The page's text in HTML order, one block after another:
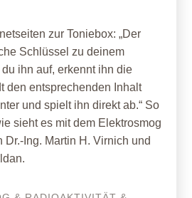
zur Toniebox: „Der
Schlüssel zu deinem
ihn auf, erkennt ihn die
den entsprechenden Inhalt
und spielt ihn direkt ab.“ So
sieht es mit dem Elektrosmog
Dr.-Ing. Martin H. Virnich und